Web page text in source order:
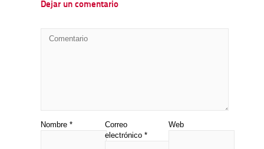
Dejar un comentario
Nombre *
Correo
electrónico *
Web